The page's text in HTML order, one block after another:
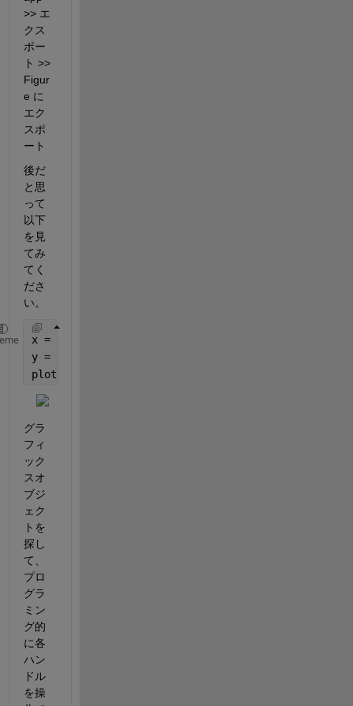
>> エ
クス
ポー
ト >>
Figur
e に
エク
スポ
ート
後だ
と思
って
以下
を見
てみ
てく
ださ
い。
x = -1:0.1:3;
y = cos(x);
plot(x,y);
グラ
フィ
ック
スオ
ブジ
ェク
トを
探し
て、
プロ
グラ
ミン
グ的
に各
ハン
ドル
を操